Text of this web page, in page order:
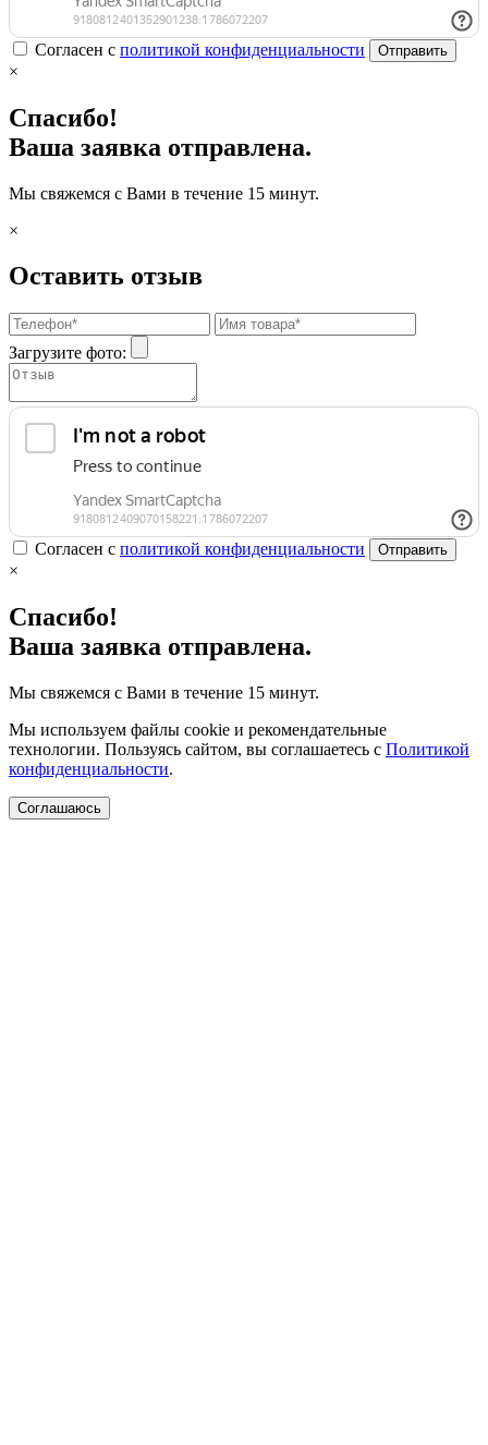
Согласен с политикой конфиденциальности Отправить
×
Спасибо!
Ваша заявка отправлена.
Мы свяжемся с Вами в течение 15 минут.
×
Оставить отзыв
Загрузите фото:
Согласен с политикой конфиденциальности Отправить
×
Спасибо!
Ваша заявка отправлена.
Мы свяжемся с Вами в течение 15 минут.
Мы используем файлы cookie и рекомендательные
технологии. Пользуясь сайтом, вы соглашаетесь с Политикой
конфиденциальности.
Соглашаюсь